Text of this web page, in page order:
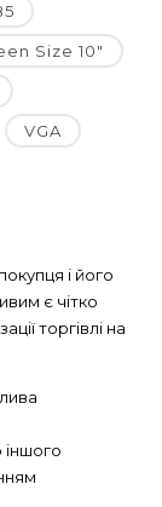
Size 10"
VGA
і його
є чітко
торгівлі на
іншого